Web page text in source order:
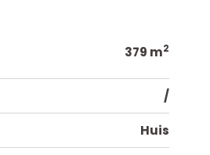
379 m2
/
Huis